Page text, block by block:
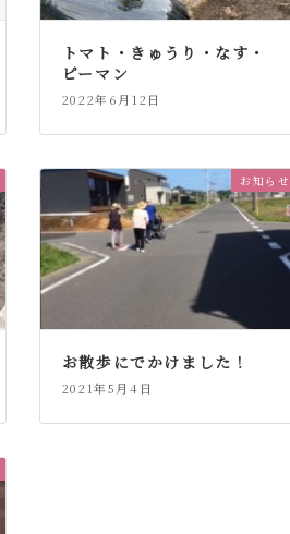
トマト・きゅうり・なす・
ピーマン
2022年6月12日
お知らせ
お散歩にでかけました！
2021年5月4日